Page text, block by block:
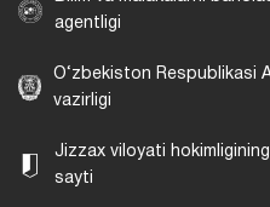
agentligi
O‘zbekiston Respublikasi
vazirligi
Jizzax viloyati
sayti